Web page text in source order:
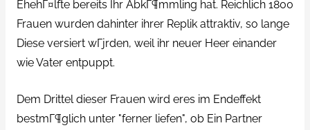
EhehГ¤lfte bereits Ihr AbkГ¶mmling hat. Reichlich 1800
Frauen wurden dahinter ihrer Replik attraktiv, so lange
Diese versiert wГјrden, weil ihr neuer Heer einander
wie Vater entpuppt.
Dem Drittel dieser Frauen wird eres im Endeffekt
bestmГ¶glich unter "ferner liefen", ob Ein Partner